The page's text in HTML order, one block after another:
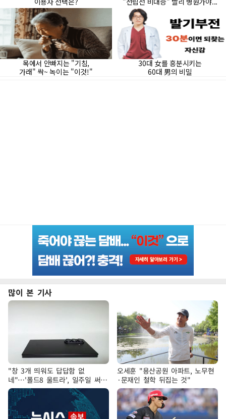
많이 본 기사
"창 3개 띄워도 답답함 없
네"…'폴드8 울트라', 일주일 써보
니
오세훈 "용산공원 아파트, 노무현
·문재인 철학 뒤집는 것"